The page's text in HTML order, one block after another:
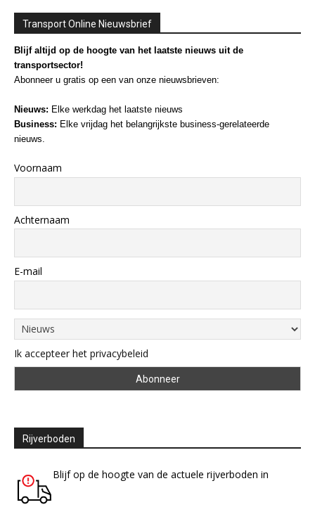
Transport Online Nieuwsbrief
Blijf altijd op de hoogte van het laatste nieuws uit de
transportsector!
Abonneer u gratis op een van onze nieuwsbrieven:
Nieuws: Elke werkdag het laatste nieuws
Business: Elke vrijdag het belangrijkste business-gerelateerde
nieuws.
Voornaam
Achternaam
E-mail
Ik accepteer het privacybeleid
Rijverboden
Blijf op de hoogte van de actuele rijverboden in